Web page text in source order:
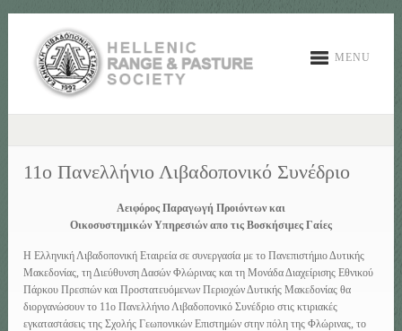
MENU
11ο Πανελλήνιο Λιβαδοπονικό Συνέδριο
Αειφόρος Παραγωγή Προιόντων και
Οικοσυστημικών Υπηρεσιών απο τις Βοσκήσιμες Γαίες
Η Ελληνική Λιβαδοπονική Εταιρεία σε συνεργασία με το Πανεπιστήμιο Δυτικής
Μακεδονίας, τη Διεύθυνση Δασών Φλώρινας και τη Μονάδα Διαχείρισης Εθνικού
Πάρκου Πρεσπών και Προστατευόμενων Περιοχών Δυτικής Μακεδονίας θα
διοργανώσουν το 11ο Πανελλήνιο Λιβαδοπονικό Συνέδριο στις κτιριακές
εγκαταστάσεις της Σχολής Γεωπονικών Επιστημών στην πόλη της Φλώρινας, το